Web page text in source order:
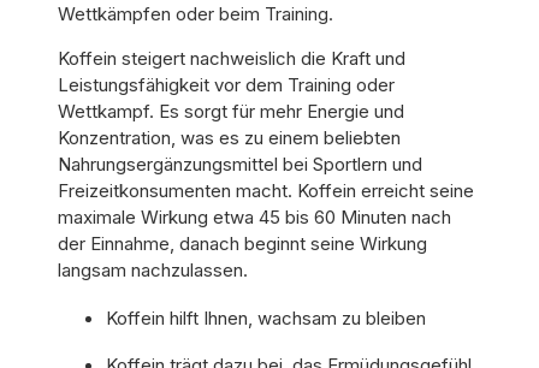
Wettkämpfen oder beim Training.
Koffein steigert nachweislich die Kraft und
Leistungsfähigkeit vor dem Training oder
Wettkampf. Es sorgt für mehr Energie und
Konzentration, was es zu einem beliebten
Nahrungsergänzungsmittel bei Sportlern und
Freizeitkonsumenten macht. Koffein erreicht seine
maximale Wirkung etwa 45 bis 60 Minuten nach
der Einnahme, danach beginnt seine Wirkung
langsam nachzulassen.
Koffein hilft Ihnen, wachsam zu bleiben